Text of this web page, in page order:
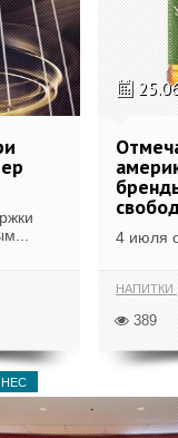
4 июля
НАПИТКИ
389